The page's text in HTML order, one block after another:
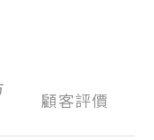
顧客評價